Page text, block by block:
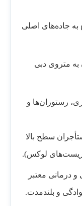
جاده‌های اصلی
متروی دبی
رستوران‌ها و
سطح بالا
لوکس).
درمانی معتبر
و بلندمدت.